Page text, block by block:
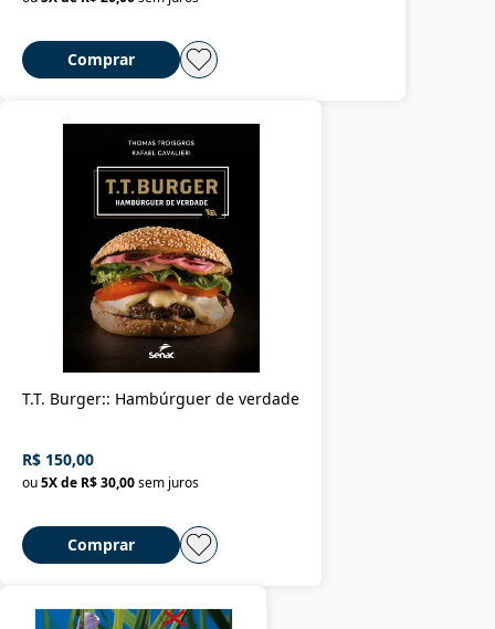
Comprar
T.T. Burger:: Hambúrguer de verdade
R$ 150,00
ou5X de R$ 30,00sem juros
Comprar